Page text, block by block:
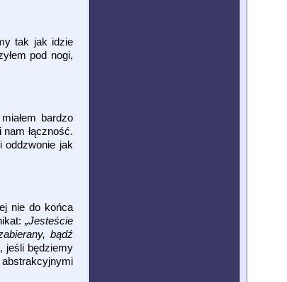
tak jak idzie
pod nogi,
bardzo
łączność.
oddzwonie jak
nie do końca
„Jesteście
bądź
jeśli będziemy